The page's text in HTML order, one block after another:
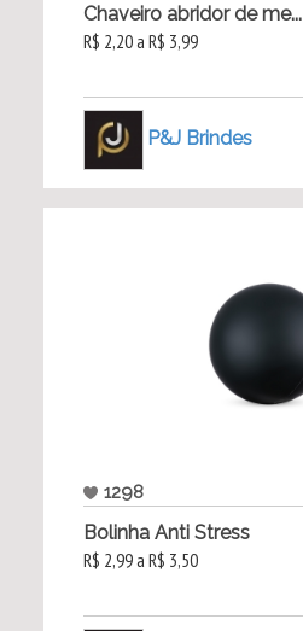
Chaveiro abridor de me...
R$ 2,20 a R$ 3,99
P&J Brindes
1298
Bolinha Anti Stress
R$ 2,99 a R$ 3,50